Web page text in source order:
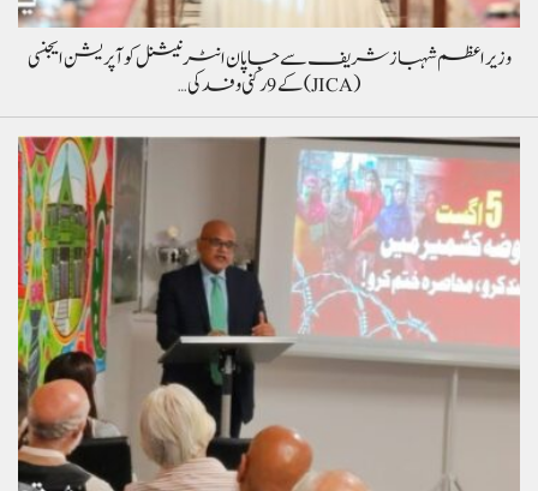
وزیراعظم شہباز شریف سے جاپان انٹرنیشنل کوآپریشن ایجنسی
(JICA) کے 9 رکنی وفد کی…